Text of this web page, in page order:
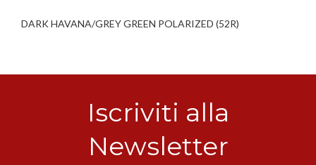
DARK HAVANA/GREY GREEN POLARIZED (52R)
Iscriviti alla
Newsletter